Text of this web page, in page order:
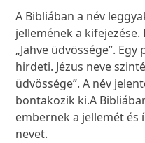
A Bibliában a név
jellemének a kifejezése.
„Jahve üdvössége”.
hirdeti. Jézus neve
üdvössége”. A név
bontakozik ki.A
embernek a jellemét
nevet.